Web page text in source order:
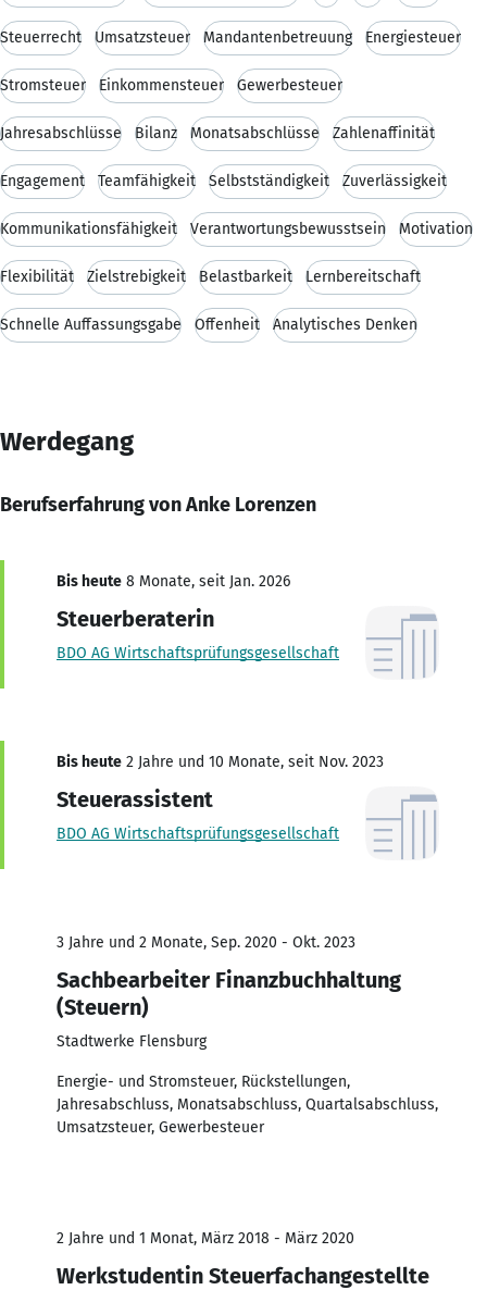
Steuerrecht Umsatzsteuer Mandantenbetreuung Energiesteuer
Stromsteuer Einkommensteuer Gewerbesteuer
Jahresabschlüsse Bilanz Monatsabschlüsse Zahlenaffinität
Engagement Teamfähigkeit Selbstständigkeit Zuverlässigkeit
Kommunikationsfähigkeit Verantwortungsbewusstsein Motivation
Flexibilität Zielstrebigkeit Belastbarkeit Lernbereitschaft
Schnelle Auffassungsgabe Offenheit Analytisches Denken
Werdegang
Berufserfahrung von Anke Lorenzen
Bis heute 8 Monate, seit Jan. 2026
Steuerberaterin
BDO AG Wirtschaftsprüfungsgesellschaft
Bis heute 2 Jahre und 10 Monate, seit Nov. 2023
Steuerassistent
BDO AG Wirtschaftsprüfungsgesellschaft
3 Jahre und 2 Monate, Sep. 2020 - Okt. 2023
Sachbearbeiter Finanzbuchhaltung
(Steuern)
Stadtwerke Flensburg
Energie- und Stromsteuer, Rückstellungen,
Jahresabschluss, Monatsabschluss, Quartalsabschluss,
Umsatzsteuer, Gewerbesteuer
2 Jahre und 1 Monat, März 2018 - März 2020
Werkstudentin Steuerfachangestellte